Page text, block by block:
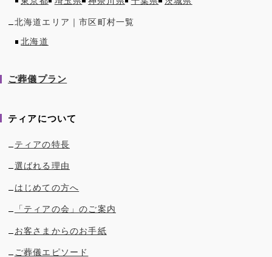
北海道エリア｜市区町村一覧
北海道
ご葬儀プラン
ティアについて
ティアの特長
選ばれる理由
はじめての方へ
「ティアの会」のご案内
お客さまからのお手紙
ご葬儀エピソード